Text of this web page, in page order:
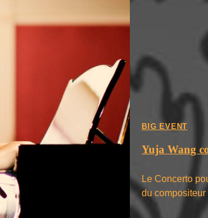
BIG EVENT
Yuja Wang
Le Concerto
du